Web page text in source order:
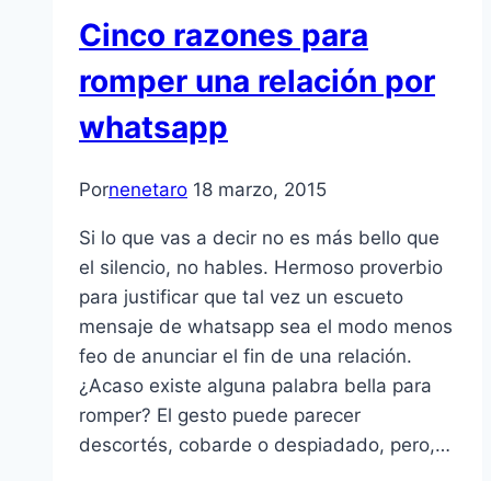
Cinco razones para
romper una relación por
whatsapp
Pornenetaro 18 marzo, 2015
Si lo que vas a decir no es más bello que
el silencio, no hables. Hermoso proverbio
para justificar que tal vez un escueto
mensaje de whatsapp sea el modo menos
feo de anunciar el fin de una relación.
¿Acaso existe alguna palabra bella para
romper? El gesto puede parecer
descortés, cobarde o despiadado, pero,…